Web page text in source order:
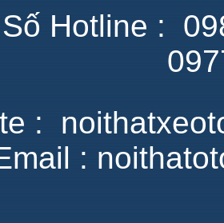
Số Hotline :
:
: